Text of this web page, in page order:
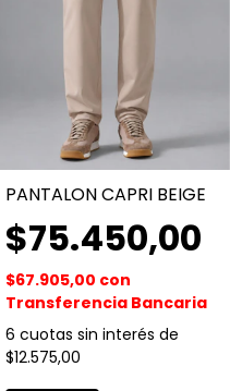
PANTALON CAPRI BEIGE
$75.450,00
$67.905,00 con
Transferencia Bancaria
6 cuotas sin interés de
$12.575,00